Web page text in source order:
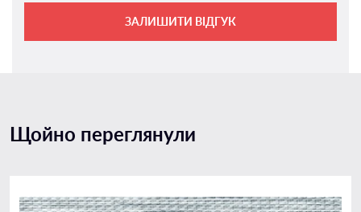
ЗАЛИШИТИ ВІДГУК
Щойно переглянули